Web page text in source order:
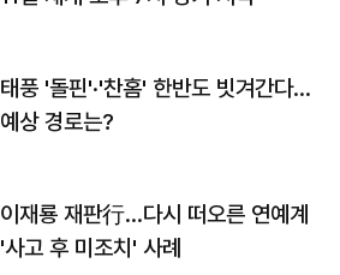
태풍 '돌핀'·'찬홈' 한반도 빗겨간다…
예상 경로는?
이재룡 재판行…다시 떠오른 연예계
'사고 후 미조치' 사례